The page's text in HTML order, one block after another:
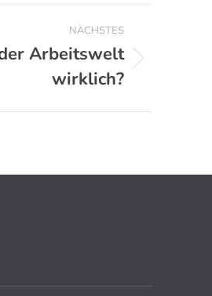
NÄCHSTES
Arbeitswelt
wirklich?